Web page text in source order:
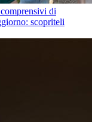
di
scopriteli